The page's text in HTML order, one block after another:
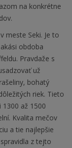
na konkrétne
meste Seki. Je to
obdoba
Pravdaže s
už
bohatý
riek. Tieto
až 1500
Kvalita mečov
a tie najlepšie
z tejto